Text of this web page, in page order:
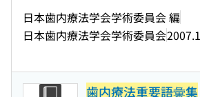
日本歯内療法学会学術委員会 編
日本歯内療法学会学術委員会
歯内療法重要語彙集